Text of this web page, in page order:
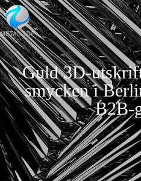
Guld 3D-
smycken i
B2B-